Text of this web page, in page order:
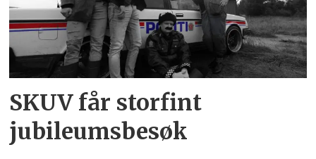
SKUV får storfint
jubileumsbesøk